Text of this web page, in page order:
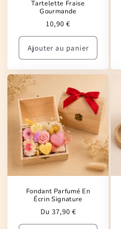
Tartelette Fraise
Gourmande
Prix
habituel
10,90 €
Ajouter au panier
Fondant Parfumé En
Écrin Signature
Prix
habituel
Du 37,90 €